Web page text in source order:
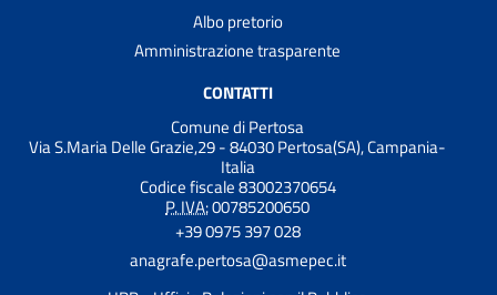
Albo pretorio
Amministrazione trasparente
CONTATTI
Comune di Pertosa
Via S.Maria Delle Grazie,29 - 84030 Pertosa(SA), Campania-
Italia
Codice fiscale 83002370654
P. IVA:00785200650
+39 0975 397 028
anagrafe.pertosa@asmepec.it